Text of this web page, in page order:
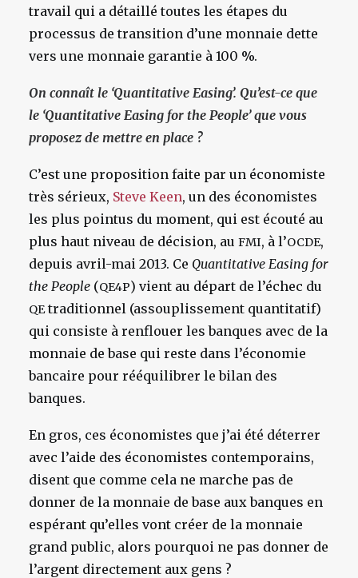
travail qui a détaillé toutes les étapes du
processus de transition d’une monnaie dette
vers une monnaie garantie à 100 %.
On connaît le ‘Quantitative Easing’. Qu’est-ce que
le ‘Quantitative Easing for the People’ que vous
proposez de mettre en place ?
C’est une proposition faite par un économiste
très sérieux, Steve Keen, un des économistes
les plus pointus du moment, qui est écouté au
plus haut niveau de décision, au FMI, à l’OCDE,
depuis avril-mai 2013. Ce Quantitative Easing for
the People (QE4P) vient au départ de l’échec du
QEtraditionnel (assouplissement quantitatif)
qui consiste à renflouer les banques avec de la
monnaie de base qui reste dans l’économie
bancaire pour rééquilibrer le bilan des
banques.
En gros, ces économistes que j’ai été déterrer
avec l’aide des économistes contemporains,
disent que comme cela ne marche pas de
donner de la monnaie de base aux banques en
espérant qu’elles vont créer de la monnaie
grand public, alors pourquoi ne pas donner de
l’argent directement aux gens ?